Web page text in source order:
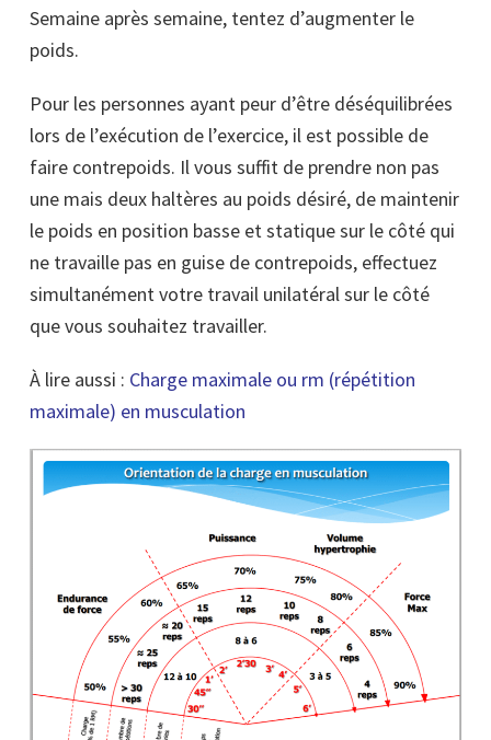
Semaine après semaine, tentez d’augmenter le
poids.
Pour les personnes ayant peur d’être déséquilibrées
lors de l’exécution de l’exercice, il est possible de
faire contrepoids. Il vous suffit de prendre non pas
une mais deux haltères au poids désiré, de maintenir
le poids en position basse et statique sur le côté qui
ne travaille pas en guise de contrepoids, effectuez
simultanément votre travail unilatéral sur le côté
que vous souhaitez travailler.
À lire aussi : Charge maximale ou rm (répétition
maximale) en musculation